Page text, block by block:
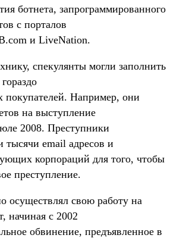
ботнета, запрограммированного
с порталов
и LiveNation.
спекулянты могли заполнить
покупателей. Например, они
на выступление
2008. Преступники
тысячи email адресов и
корпораций для того, чтобы
преступление.
осуществлял свою работу на
начиная с 2002
обвинение, предъявленное в